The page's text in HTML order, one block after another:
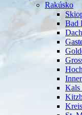
Rakúsko
Bad
Kals